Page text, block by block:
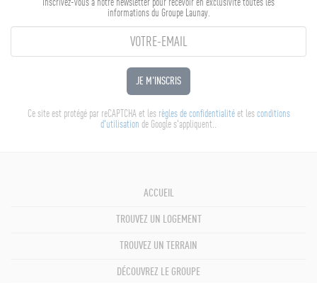
Inscrivez-vous à notre newsletter pour recevoir en exclusivité toutes les
informations du Groupe Launay.
JE M'INSCRIS
Ce site est protégé par reCAPTCHA et les règles de confidentialitéet les conditions
d'utilisation de Google s'appliquent..
ACCUEIL
TROUVEZ UN LOGEMENT
TROUVEZ UN TERRAIN
DÉCOUVREZ LE GROUPE